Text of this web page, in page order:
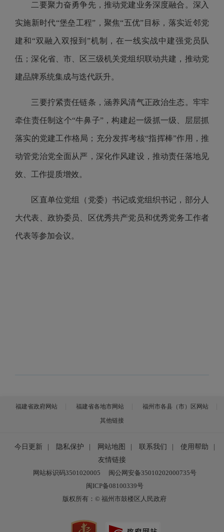
二要聚力奋勇争先，推动党建业务深度融合。 深入
实施新时代“堡垒工程”，聚焦“五优”目标，落实近邻党
建和“双融入双报到”机制，在一线实战中建强党员队
伍；深化省、市、区三级机关党组织联动共建，推动党
建品牌系统集成与迭代跃升。
三要拧紧责任链条，涵养风清气正政治生态。 牢牢
牵住责任制这个“牛鼻子”，构建起一级抓一级、层层抓
落实的党建工作格局；充分发挥考核“指挥棒”作用，推
动管党治党全面从严，深化作风建设，推动责任落地见
效、工作提质增效。
区直单位党组（党委）书记或党组织书记，部分人
大代表、政协委员、区优秀共产党员和优秀党务工作者
代表等参加会议。
福建省政府网站 福建省各地市网站
福州市各县（市）区网站
其他链接
今日更新 隐私保护 网站地图 联系我们 使用帮助
友情链接
网站标识码3501020005
闽公网安备35010202000735号
闽ICP备08100339号
版权所有：© 福州市鼓楼区人民政府